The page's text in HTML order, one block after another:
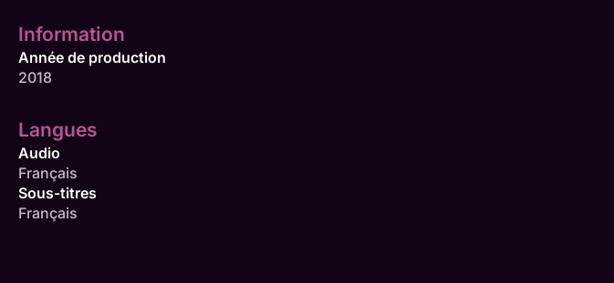
Information
Année de production
2018
Langues
Audio
Français
Sous-titres
Français